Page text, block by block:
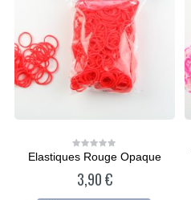
0
of
Elastiques Rouge Opaque
3,90€